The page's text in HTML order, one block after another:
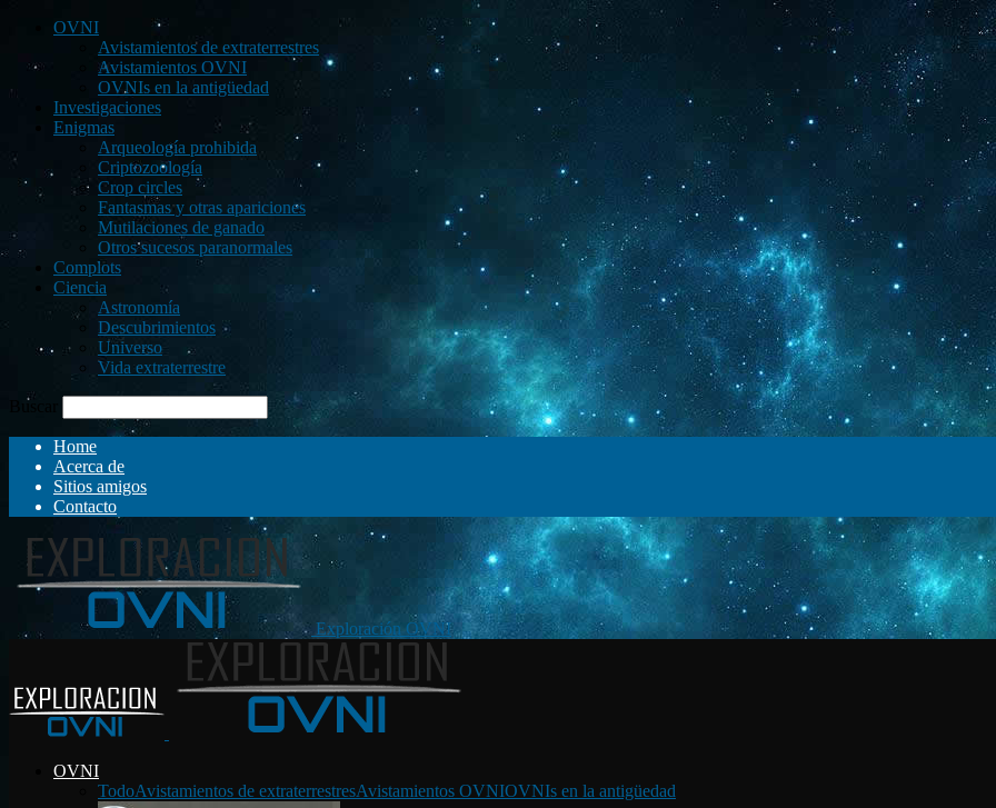
OVNI
Avistamientos de extraterrestres
Avistamientos OVNI
OVNIs en la antigüedad
Investigaciones
Enigmas
Arqueología prohibida
Criptozoología
Crop circles
Fantasmas y otras apariciones
Mutilaciones de ganado
Otros sucesos paranormales
Complots
Ciencia
Astronomía
Descubrimientos
Universo
Vida extraterrestre
Buscar
Home
Acerca de
Sitios amigos
Contacto
Exploración OVNI
OVNI
TodoAvistamientos de extraterrestresAvistamientos OVNIOVNIs en la antigüedad